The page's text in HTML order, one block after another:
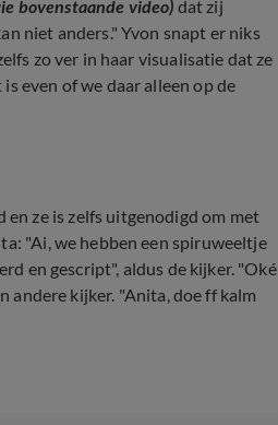
bovenstaande video) dat zij
niet anders." Yvon snapt er niks
zo ver in haar visualisatie dat ze
even of we daar alleen op de
ze is zelfs uitgenodigd om met
"Ai, we hebben een spiruweeltje
en gescript", aldus de kijker. "Oké
andere kijker. "Anita, doe ff kalm